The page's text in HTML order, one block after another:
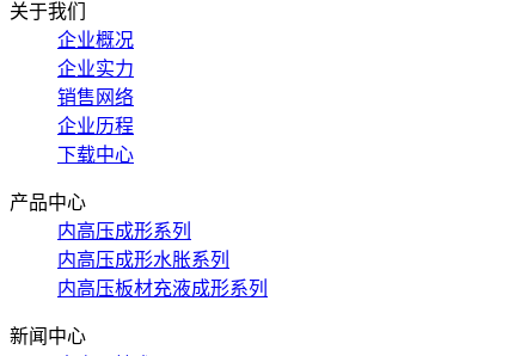
关于我们
企业概况
企业实力
销售网络
企业历程
下载中心
产品中心
内高压成形系列
内高压成形水胀系列
内高压板材充液成形系列
新闻中心